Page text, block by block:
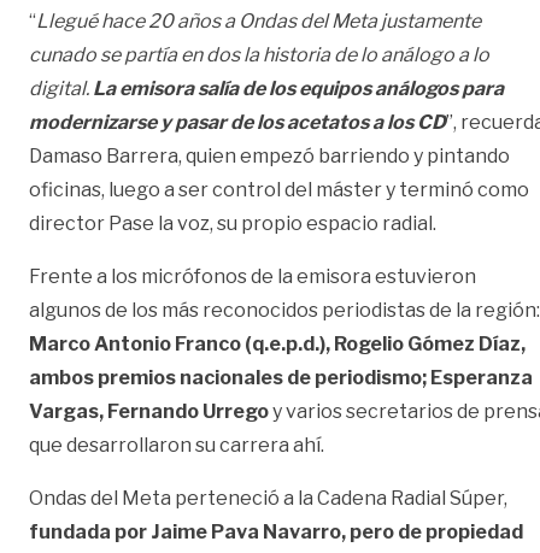
“Llegué hace 20 años a Ondas del Meta justamente
cunado se partía en dos la historia de lo análogo a lo
digital. La emisora salía de los equipos análogos para
modernizarse y pasar de los acetatos a los CD”,
Damaso Barrera, quien empezó barriendo y pintando
oficinas, luego a ser control del máster y terminó como
director Pase la voz, su propio espacio radial.
Frente a los micrófonos de la emisora estuvieron
algunos de los más reconocidos periodistas de la región:
Marco Antonio Franco (q.e.p.d.), Rogelio Gómez Díaz,
ambos premios nacionales de periodismo; Esperanza
Vargas, Fernando Urregoy varios secretarios de
que desarrollaron su carrera ahí.
Ondas del Meta perteneció a la Cadena Radial Súper,
fundada por Jaime Pava Navarro, pero de propiedad